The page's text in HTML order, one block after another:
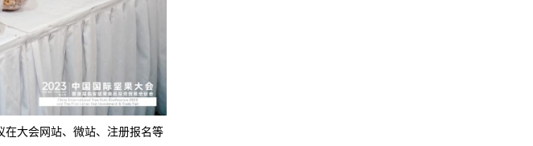
在大会网站、微站、注册报名等